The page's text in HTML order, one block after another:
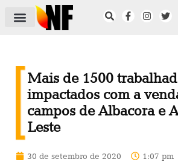
Mais de 1500
impactados com a
campos de Albacora e
Leste
30 de setembro de 2020 1:07 pm